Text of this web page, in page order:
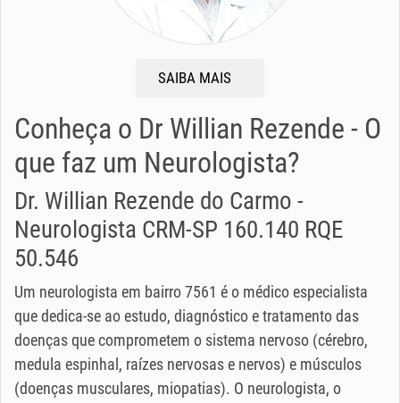
SAIBA MAIS
Conheça o Dr Willian Rezende - O
que faz um Neurologista?
Dr. Willian Rezende do Carmo -
Neurologista CRM-SP 160.140 RQE
50.546
Um neurologista em bairro 7561 é o médico especialista
que dedica-se ao estudo, diagnóstico e tratamento das
doenças que comprometem o sistema nervoso (cérebro,
medula espinhal, raízes nervosas e nervos) e músculos
(doenças musculares, miopatias). O neurologista, o